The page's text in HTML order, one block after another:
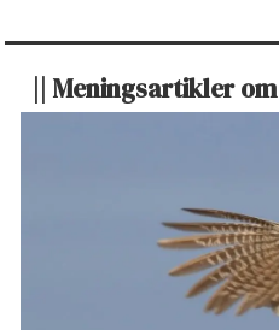
|| Meningsartikler om